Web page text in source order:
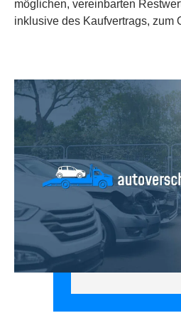
möglichen, vereinbarten
inklusive des Kaufvertrags, zum